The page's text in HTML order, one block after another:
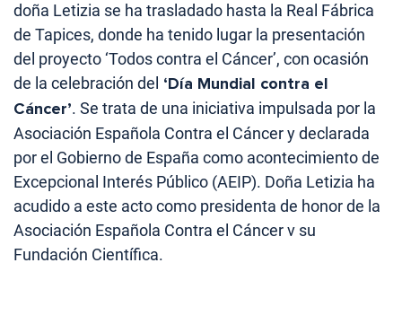
doña Letizia se ha trasladado hasta la Real Fábrica
de Tapices, donde ha tenido lugar la presentación
del proyecto ‘Todos contra el Cáncer’, con ocasión
de la celebración del ‘Día Mundial contra el
Cáncer’. Se trata de una iniciativa impulsada por la
Asociación Española Contra el Cáncer y declarada
por el Gobierno de España como acontecimiento de
Excepcional Interés Público (AEIP). Doña Letizia ha
acudido a este acto como presidenta de honor de la
Asociación Española Contra el Cáncer v su
Fundación Científica.